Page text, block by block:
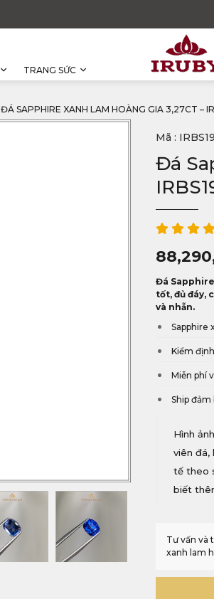
TRANG SỨC
ĐÁ SAPPHIRE XANH LAM HOÀNG GIA 3,27CT –
Mã :
Đá
Đá
tốt, đủ đáy,
và nhẫn.
Sapphire
Kiểm
Miễn phí
Ship đảm
Hình
viên đá,
tế theo
biết
Tư vấn và
xanh lam